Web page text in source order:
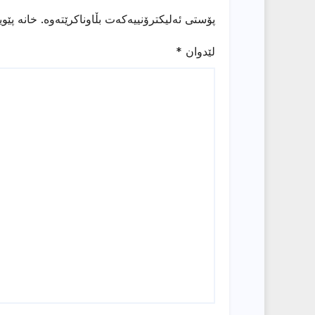
پۆستی ئەلیکترۆنییەکەت بڵاوناکرێتەوە. خانە
لێدوان *